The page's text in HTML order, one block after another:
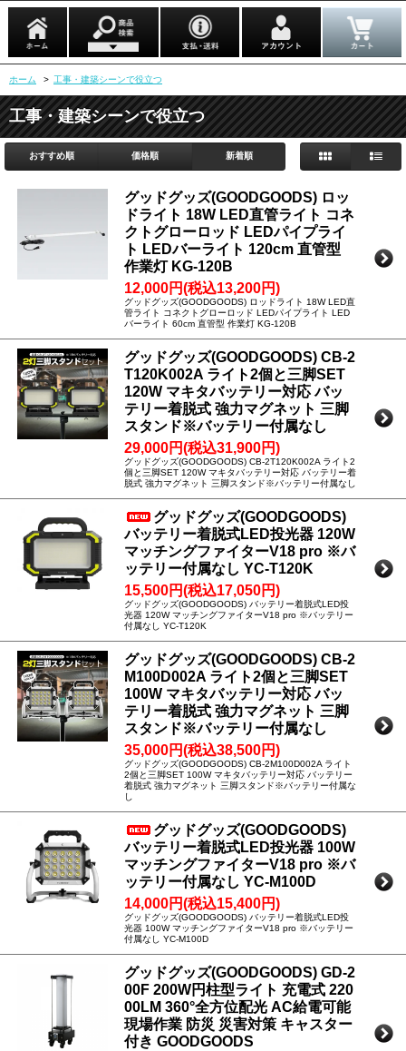
ホーム > 工事・建築シーンで役立つ
工事・建築シーンで役立つ
おすすめ順 価格順 新着順
グッドグッズ(GOODGOODS) ロッ
ドライト 18W LED直管ライト コネ
クトグローロッド LEDパイプライ
ト LEDバーライト 120cm 直管型
作業灯 KG-120B
12,000円(税込13,200円)
グッドグッズ(GOODGOODS) ロッドライト 18W LED直
管ライト コネクトグローロッド LEDパイプライト LED
バーライト 60cm 直管型 作業灯 KG-120B
グッドグッズ(GOODGOODS) CB-2
T120K002A ライト2個と三脚SET
120W マキタバッテリー対応 バッ
テリー着脱式 強力マグネット 三脚
スタンド※バッテリー付属なし
29,000円(税込31,900円)
グッドグッズ(GOODGOODS) CB-2T120K002A ライト2
個と三脚SET 120W マキタバッテリー対応 バッテリー着
脱式 強力マグネット 三脚スタンド※バッテリー付属なし
グッドグッズ(GOODGOODS)
バッテリー着脱式LED投光器 120W
マッチングファイターV18 pro ※バ
ッテリー付属なし YC-T120K
15,500円(税込17,050円)
グッドグッズ(GOODGOODS) バッテリー着脱式LED投
光器 120W マッチングファイターV18 pro ※バッテリー
付属なし YC-T120K
グッドグッズ(GOODGOODS) CB-2
M100D002A ライト2個と三脚SET
100W マキタバッテリー対応 バッ
テリー着脱式 強力マグネット 三脚
スタンド※バッテリー付属なし
35,000円(税込38,500円)
グッドグッズ(GOODGOODS) CB-2M100D002A ライト
2個と三脚SET 100W マキタバッテリー対応 バッテリー
着脱式 強力マグネット 三脚スタンド※バッテリー付属な
し
グッドグッズ(GOODGOODS)
バッテリー着脱式LED投光器 100W
マッチングファイターV18 pro ※バ
ッテリー付属なし YC-M100D
14,000円(税込15,400円)
グッドグッズ(GOODGOODS) バッテリー着脱式LED投
光器 100W マッチングファイターV18 pro ※バッテリー
付属なし YC-M100D
グッドグッズ(GOODGOODS) GD-2
00F 200W円柱型ライト 充電式 220
00LM 360°全方位配光 AC給電可能
現場作業 防災 災害対策 キャスター
付き GOODGOODS